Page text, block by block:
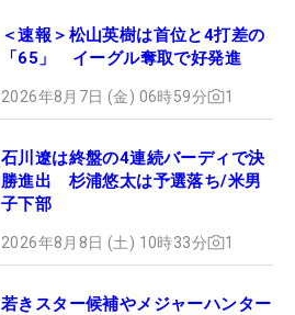
＜速報＞松山英樹は首位と4打差の
「65」 イーグル奪取で好発進
2026年8月7日 (金) 06時59分 1
石川遼は終盤の4連続バーディで決
勝進出 杉浦悠太は予選落ち/米男
子下部
2026年8月8日 (土) 10時33分 1
若きスター候補やメジャーハンター